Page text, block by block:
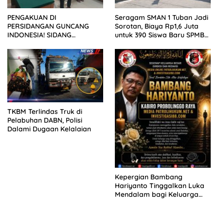
PENGAKUAN DI
PERSIDANGAN GUNCANG
INDONESIA! SIDANG
KELUARGA KORBAN
MENGAMUK DI PN MALANG
Seragam SMAN 1 Tuban Jadi
Sorotan, Biaya Rp1,6 Juta
untuk 390 Siswa Baru SPMB
TKBM Terlindas Truk di
Pelabuhan DABN, Polisi
Dalami Dugaan Kelalaian
Kepergian Bambang
Hariyanto Tinggalkan Luka
Mendalam bagi Keluarga